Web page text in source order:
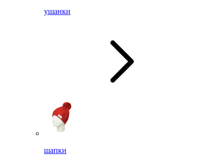
ушанки
шапки